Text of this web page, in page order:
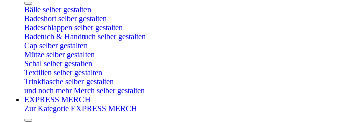
Bälle selber gestalten
Badeshort selber gestalten
Badeschlappen selber gestalten
Badetuch & Handtuch selber gestalten
Cap selber gestalten
Mütze selber gestalten
Schal selber gestalten
Textilien selber gestalten
Trinkflasche selber gestalten
und noch mehr Merch selber gestalten
EXPRESS MERCH
Zur Kategorie EXPRESS MERCH